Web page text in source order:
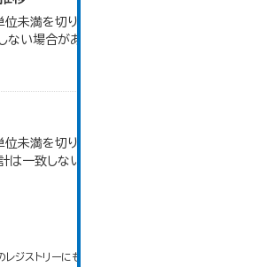
未満を切り捨てしているため、内訳
い場合がある。
未満を切り捨てしているため、各地
一致しない場合がある。
ジストリーにもアクセス可能です